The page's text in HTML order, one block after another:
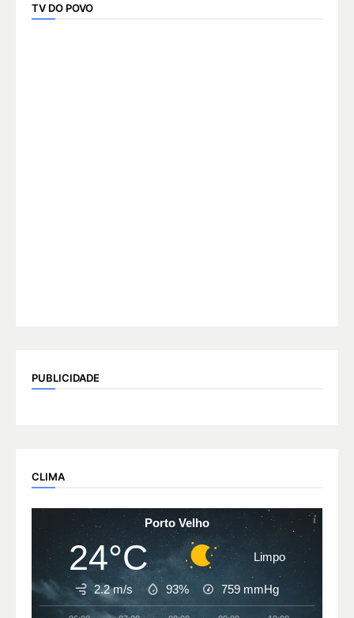
TV DO POVO
PUBLICIDADE
CLIMA
Porto Velho
24°C Limpo
2.2 m/s 93% 759 mmHg